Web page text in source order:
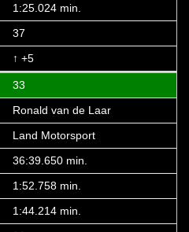
1:25.024 min.
37
↑ +5
33
Ronald van de Laar
Land Motorsport
36:39.650 min.
1:52.758 min.
1:44.214 min.